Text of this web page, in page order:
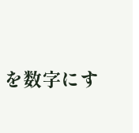
数字にす